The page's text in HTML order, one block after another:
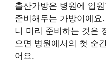
출산가방은 병원에 입
준비해두는 가방이에요
니 미리 준비하는 것은
으면 병원에서의 첫 순
어요.